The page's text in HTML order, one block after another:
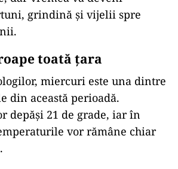
grindină și vijelii spre
toată țara
miercuri este una dintre
din această perioadă.
depăși 21 de grade, iar în
vor rămâne chiar